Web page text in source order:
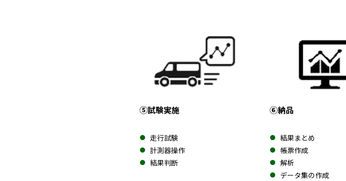
⑤試験実施
走行試験
計測器操作
結果判断
⑥納品
結果まとめ
帳票作成
解析
データ集の作成